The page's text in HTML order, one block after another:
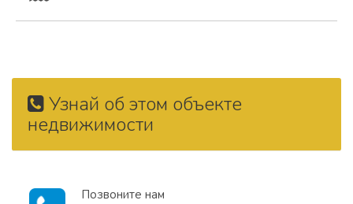
Узнай об этом объекте
недвижимости
Позвоните нам